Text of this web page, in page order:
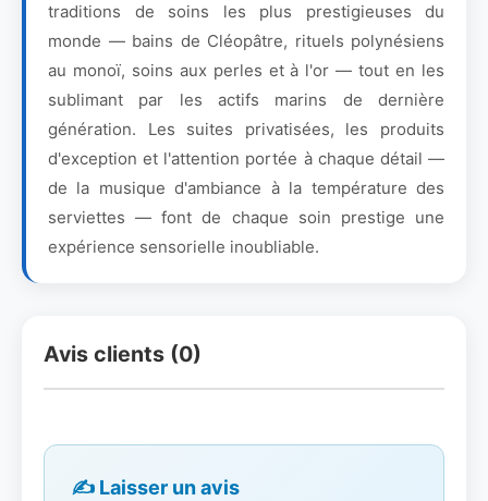
traditions de soins les plus prestigieuses du
monde — bains de Cléopâtre, rituels polynésiens
au monoï, soins aux perles et à l'or — tout en les
sublimant par les actifs marins de dernière
génération. Les suites privatisées, les produits
d'exception et l'attention portée à chaque détail —
de la musique d'ambiance à la température des
serviettes — font de chaque soin prestige une
expérience sensorielle inoubliable.
Avis clients (0)
✍️ Laisser un avis